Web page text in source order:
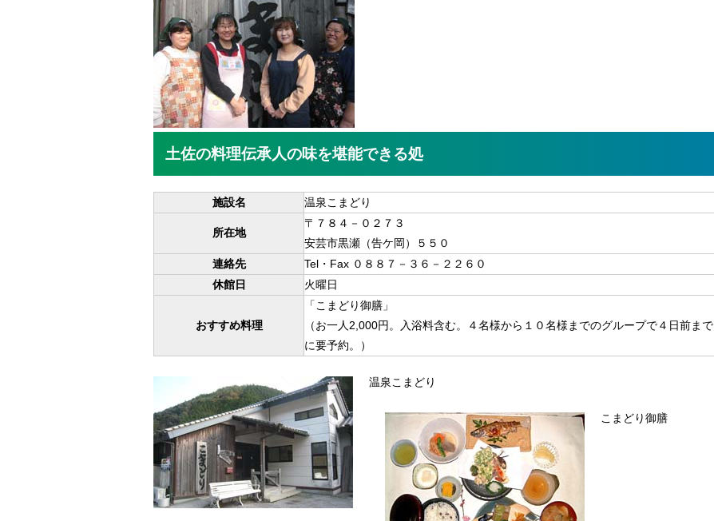
土佐の料理伝承人の味を堪能できる処
施設名 温泉こまどり
所在地
〒７８４－０２７３
安芸市黒瀬（告ケ岡）５５０
連絡先
Tel・Fax ０８８７－３６－２２６０
休館日
火曜日
おすすめ料理
「こまどり御膳」
（お一人2,000円。入浴料含む。４名様から１０名様までのグループで４日前まで
に要予約。）
温泉こまどり
こまどり御膳